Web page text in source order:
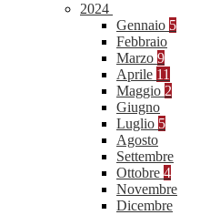
2024
Gennaio 5
Febbraio
Marzo 9
Aprile 11
Maggio 2
Giugno
Luglio 5
Agosto
Settembre
Ottobre 4
Novembre
Dicembre